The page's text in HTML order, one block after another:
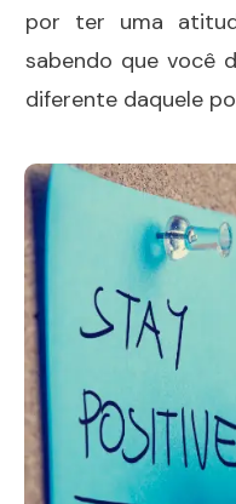
por ter uma
sabendo que você
diferente daquele